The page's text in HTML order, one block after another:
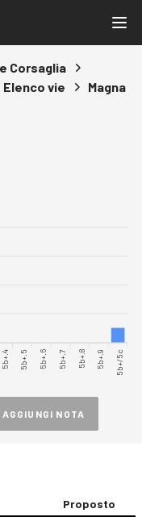
Corsaglia
Elenco vie Magna
5b+.4 5b+.5 5b+.6 5b+.7 5b+.8 5b+.9 5b+/5c
AGGIUNGI NOTA
Proposto